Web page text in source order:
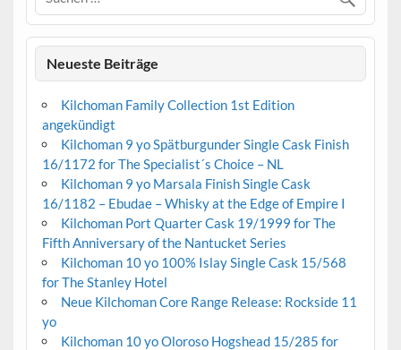
Neueste Beiträge
Kilchoman Family Collection 1st Edition
angekündigt
Kilchoman 9 yo Spätburgunder Single Cask Finish
16/1172 for The Specialist´s Choice – NL
Kilchoman 9 yo Marsala Finish Single Cask
16/1182 – Ebudae – Whisky at the Edge of Empire I
Kilchoman Port Quarter Cask 19/1999 for The
Fifth Anniversary of the Nantucket Series
Kilchoman 10 yo 100% Islay Single Cask 15/568
for The Stanley Hotel
Neue Kilchoman Core Range Release: Rockside 11
yo
Kilchoman 10 yo Oloroso Hogshead 15/285 for